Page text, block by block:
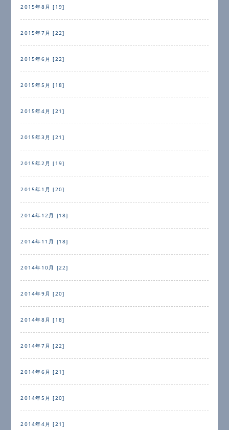
2015年8月 [19]
2015年7月 [22]
2015年6月 [22]
2015年5月 [18]
2015年4月 [21]
2015年3月 [21]
2015年2月 [19]
2015年1月 [20]
2014年12月 [18]
2014年11月 [18]
2014年10月 [22]
2014年9月 [20]
2014年8月 [18]
2014年7月 [22]
2014年6月 [21]
2014年5月 [20]
2014年4月 [21]